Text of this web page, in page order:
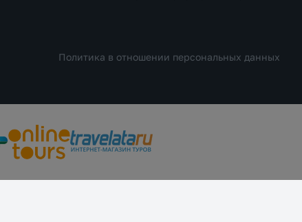
Политика в отношении персональных данных